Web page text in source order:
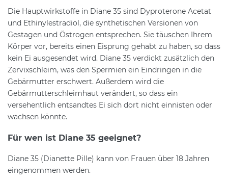
Die Hauptwirkstoffe in Diane 35 sind Dyproterone Acetat
und Ethinylestradiol, die synthetischen Versionen von
Gestagen und Östrogen entsprechen. Sie täuschen Ihrem
Körper vor, bereits einen Eisprung gehabt zu haben, so dass
kein Ei ausgesendet wird. Diane 35 verdickt zusätzlich den
Zervixschleim, was den Spermien ein Eindringen in die
Gebärmutter erschwert. Außerdem wird die
Gebärmutterschleimhaut verändert, so dass ein
versehentlich entsandtes Ei sich dort nicht einnisten oder
wachsen könnte.
Für wen ist Diane 35 geeignet?
Diane 35 (Dianette Pille) kann von Frauen über 18 Jahren
eingenommen werden.